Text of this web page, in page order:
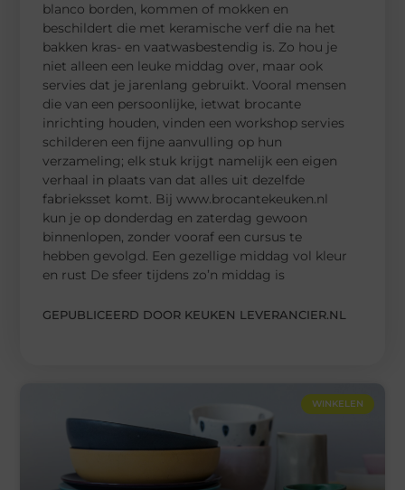
blanco borden, kommen of mokken en
beschildert die met keramische verf die na het
bakken kras- en vaatwasbestendig is. Zo hou je
niet alleen een leuke middag over, maar ook
servies dat je jarenlang gebruikt. Vooral mensen
die van een persoonlijke, ietwat brocante
inrichting houden, vinden een workshop servies
schilderen een fijne aanvulling op hun
verzameling; elk stuk krijgt namelijk een eigen
verhaal in plaats van dat alles uit dezelfde
fabrieksset komt. Bij www.brocantekeuken.nl
kun je op donderdag en zaterdag gewoon
binnenlopen, zonder vooraf een cursus te
hebben gevolgd. Een gezellige middag vol kleur
en rust De sfeer tijdens zo’n middag is
GEPUBLICEERD DOOR KEUKEN LEVERANCIER.NL
WINKELEN